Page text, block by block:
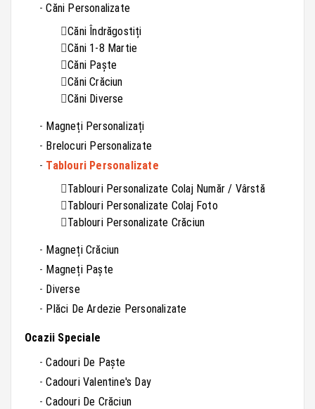
Căni Personalizate
Căni Îndrăgostiți
Căni 1-8 Martie
Căni Paște
Căni Crăciun
Căni Diverse
Magneți Personalizați
Brelocuri Personalizate
Tablouri Personalizate
Tablouri Personalizate Colaj Număr / Vârstă
Tablouri Personalizate Colaj Foto
Tablouri Personalizate Crăciun
Magneți Crăciun
Magneți Paște
Diverse
Plăci De Ardezie Personalizate
Ocazii Speciale
Cadouri De Paște
Cadouri Valentine's Day
Cadouri De Crăciun